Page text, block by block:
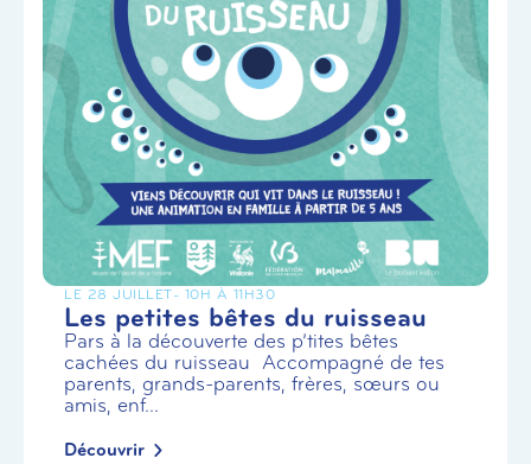
LE 28 JUILLET- 10H À 11H30
Les petites bêtes du ruisseau
Pars à la découverte des p’tites bêtes
cachées du ruisseau Accompagné de tes
parents, grands-parents, frères, sœurs ou
amis, enf...
Découvrir